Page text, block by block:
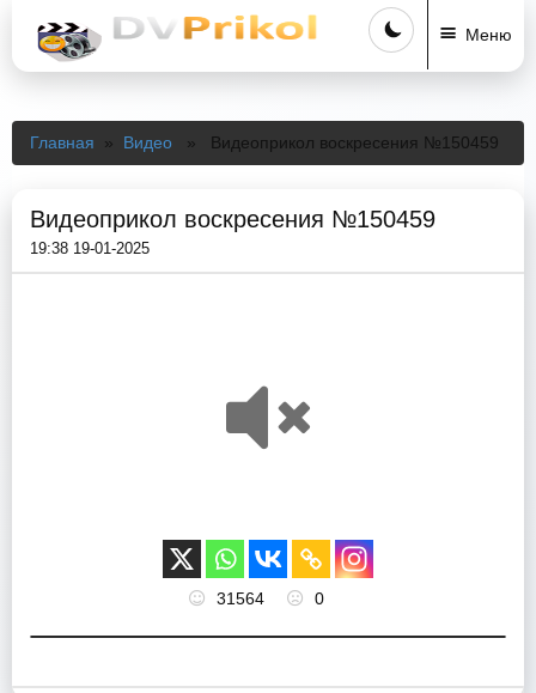
Меню
Главная » Видео » Видеоприкол воскресения №150459
Видеоприкол воскресения №150459
19:38 19-01-2025
31564 0